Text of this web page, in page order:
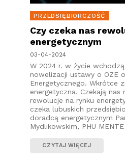
PRZEDSIĘBIORCZOŚĆ
Czy czeka nas
energetycznym
03-04-2024
W 2024 r. w życie wchodzą
nowelizacji ustawy o OZE
Energetycznego. Wkrótce
energetyczna. Czekają nas
rewolucje na rynku
czeka lubuskich
doradcą energetycznym
Mydlikowskim, PHU MENTE
CZYTAJ WIĘCEJ